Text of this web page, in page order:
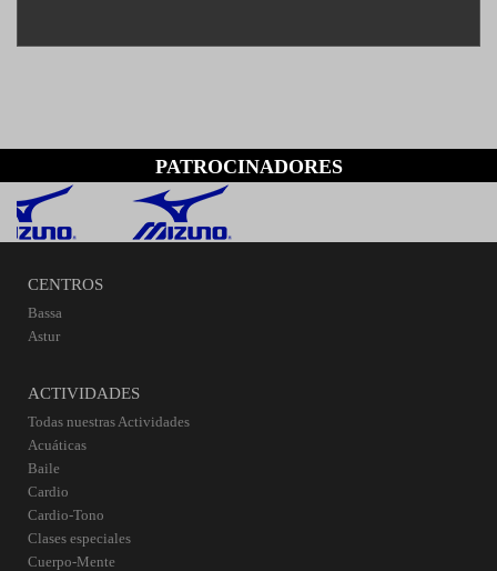
PATROCINADORES
CENTROS
Bassa
Astur
ACTIVIDADES
Todas nuestras Actividades
Acuáticas
Baile
Cardio
Cardio-Tono
Clases especiales
Cuerpo-Mente